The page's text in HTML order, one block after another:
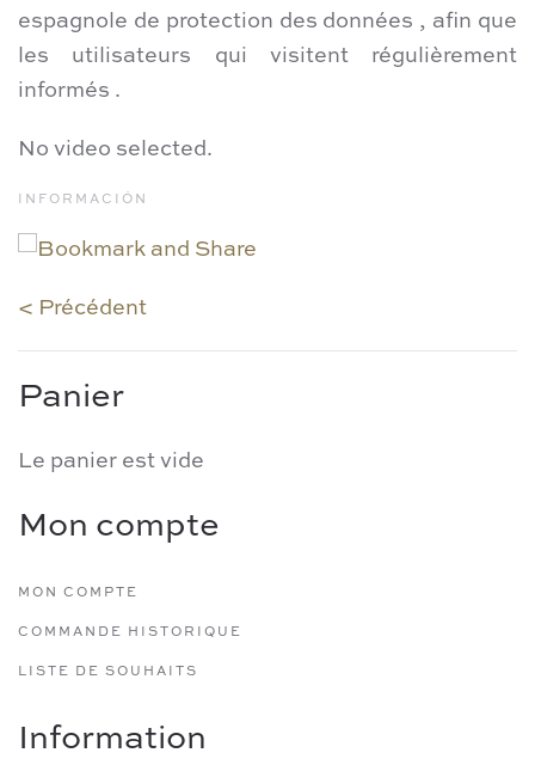
espagnole de protection des données , afin que
les utilisateurs qui visitent régulièrement
informés .
No video selected.
INFORMACIÓN
< Précédent
Panier
Le panier est vide
Mon compte
MON COMPTE
COMMANDE HISTORIQUE
LISTE DE SOUHAITS
Information